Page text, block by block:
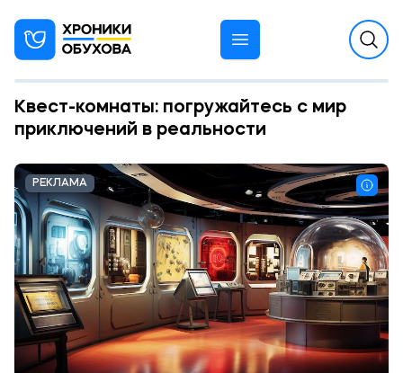
Квест-комнаты: погружайтесь с мир
приключений в реальности
РЕКЛАМА